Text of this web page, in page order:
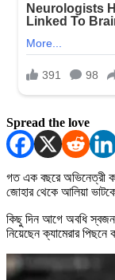
Spread the love
গত এক বছরে অভিনেত্রী
জোহার থেকে আলিয়া
কিছু দিন আগে অবধি
নিয়েছেন ক্যামেরার